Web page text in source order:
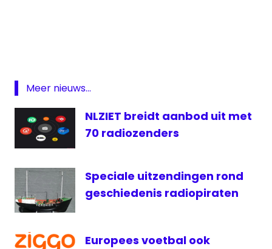
Basel-
PSV
live
PSV
PSV
Manchester
United -
PSV live
PSV
Meer nieuws...
NLZIET breidt aanbod uit met
70 radiozenders
Speciale uitzendingen rond
geschiedenis radiopiraten
Europees voetbal ook